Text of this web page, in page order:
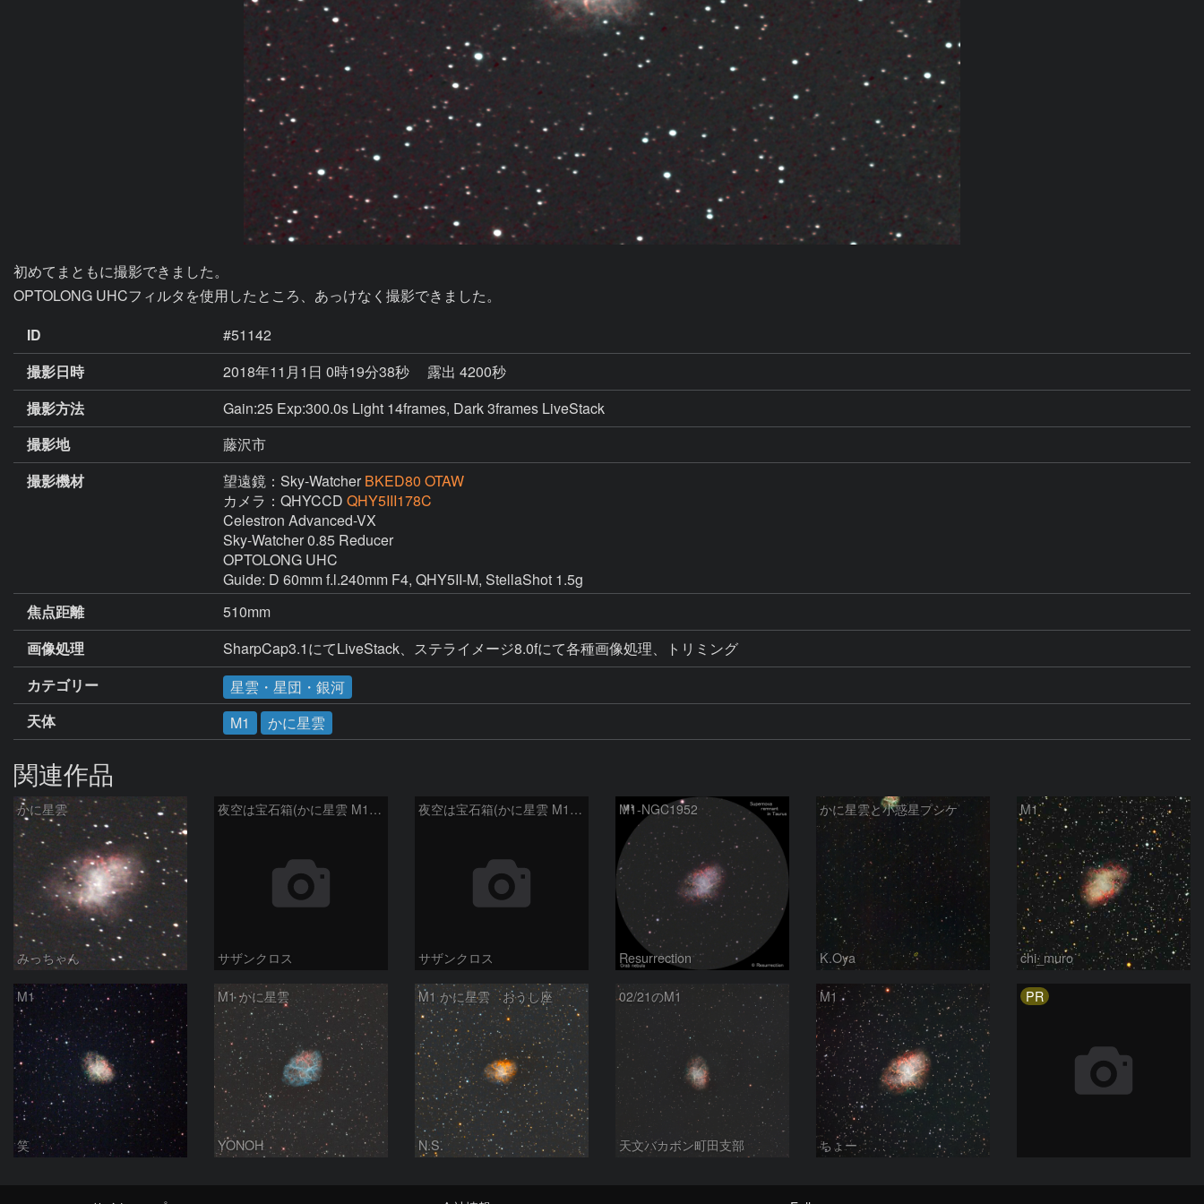
初めてまともに撮影できました。
OPTOLONG UHCフィルタを使用したところ、あっけなく撮影できました。
ID
#51142
撮影日時
2018年11月1日 0時19分38秒
露出 4200秒
撮影方法
Gain:25 Exp:300.0s Light 14frames, Dark 3frames LiveStack
撮影地
藤沢市
撮影機材
望遠鏡：Sky-Watcher BKED80 OTAW
カメラ：QHYCCD QHY5III178C
Celestron Advanced-VX
Sky-Watcher 0.85 Reducer
OPTOLONG UHC
Guide: D 60mm f.l.240mm F4, QHY5II-M, StellaShot 1.5g
焦点距離
510mm
画像処理
SharpCap3.1にてLiveStack、ステライメージ8.0fにて各種画像処理、トリミング
カテゴリー
星雲・星団・銀河
天体
M1 かに星雲
関連作品
かに星雲
みっちゃん
夜空は宝石箱(かに星雲 M1) Seestar50
サザンクロス
夜空は宝石箱(かに星雲 M1) Seestar50
サザンクロス
M1-NGC1952
Resurrection
かに星雲と小惑星プシケ
K.Oya
M1
chi_muro
M1
笑
M1 かに星雲
YONOH
M1 かに星雲 おうし座
N.S.
02/21のM1
天文バカボン町田支部
M1
ちょー
PR